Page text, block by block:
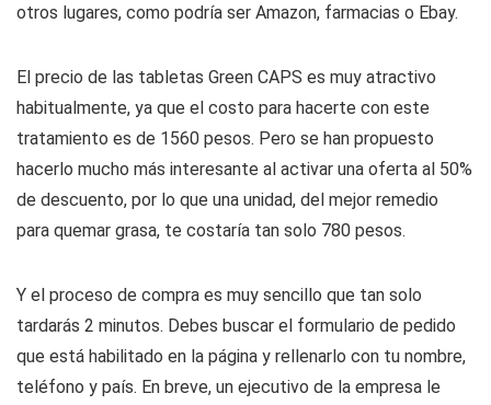
otros lugares, como podría ser Amazon, farmacias o Ebay.
El precio de las tabletas Green CAPS es muy atractivo
habitualmente, ya que el costo para hacerte con este
tratamiento es de 1560 pesos. Pero se han propuesto
hacerlo mucho más interesante al activar una oferta al 50%
de descuento, por lo que una unidad, del mejor remedio
para quemar grasa, te costaría tan solo 780 pesos.
Y el proceso de compra es muy sencillo que tan solo
tardarás 2 minutos. Debes buscar el formulario de pedido
que está habilitado en la página y rellenarlo con tu nombre,
teléfono y país. En breve, un ejecutivo de la empresa le